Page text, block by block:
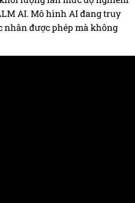
AI. Mô hình AI đang truy
nhân được phép mà không